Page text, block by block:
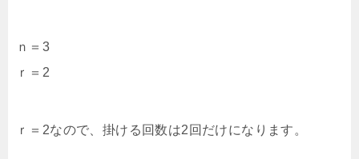
ｎ＝3
ｒ＝2
ｒ＝2なので、掛ける回数は2回だけになります。